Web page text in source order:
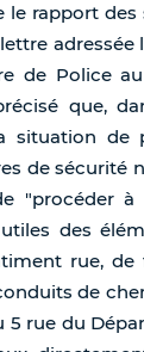
le rapport
adressée
de Police
que,
situation de
de sécurité
"procéder
des
rue, de
de
5 rue du